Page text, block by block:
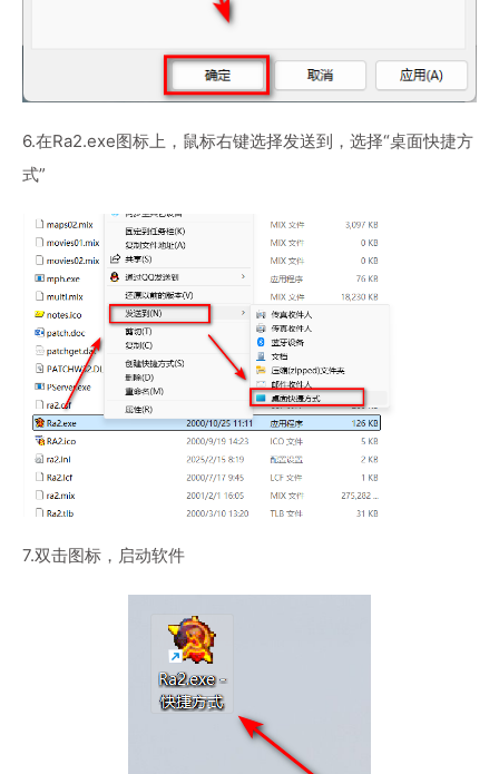
6.在Ra2.exe图标上，鼠标右键选择发送到，选择“桌面快捷方
式”
7.双击图标，启动软件